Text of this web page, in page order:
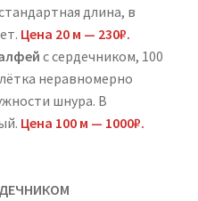
длина, в
Цена 20 м — 230₽.
с сердечником, 100
неравномерно
шнура. В
Цена 100 м — 1000₽.